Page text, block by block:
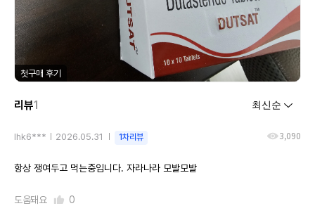
첫구매 후기
리뷰1
lhk6*** 2026.05.31 1차리뷰 3,090
항상 쟁여두고 먹는중입니다. 자라나라 모발모발
도움돼요 0